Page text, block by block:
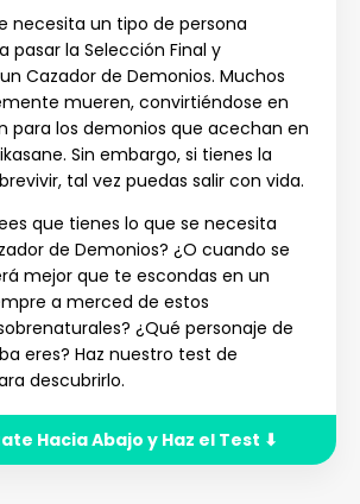
necesita un tipo de persona
pasar la Selección Final y
Cazador de Demonios. Muchos
mueren, convirtiéndose en
para los demonios que acechan en
Sin embargo, si tienes la
tal vez puedas salir con vida.
que tienes lo que se necesita
de Demonios? ¿O cuando se
mejor que te escondas en un
a merced de estos
¿Qué personaje de
eres? Haz nuestro test de
descubrirlo.
Hacia Abajo y Haz el Test ⬇